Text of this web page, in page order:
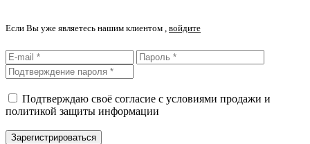
Если Вы уже являетесь нашим клиентом , войдите
Подтверждаю своё согласие с условиями продажи и
политикой защиты информации
Зарегистрироваться